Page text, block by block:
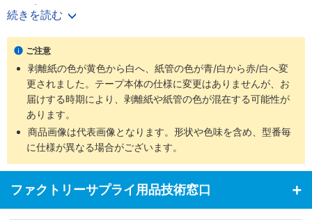
テープ。
・適度な粘着感があり､貼り付け作業がしやすいテープです｡
【用途】
・一般事務用途。
・紙やフィルムのスプライス用。
・軽量プレート固定。
・仮止め用途
続きを読む
ご注意
剥離紙の色が黄色から白へ、紙管の色が青/白から赤/白へ変
更されました。テープ本体の仕様に変更はありませんが、お
届けする時期により、剥離紙や紙管の色が混在する可能性が
あります。
商品画像は代表画像となります。形状や色味を含め、型番毎
に仕様が異なる場合がございます。
ファクトリーサプライ用品技術窓口